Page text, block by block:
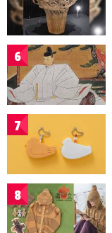
6
7
8